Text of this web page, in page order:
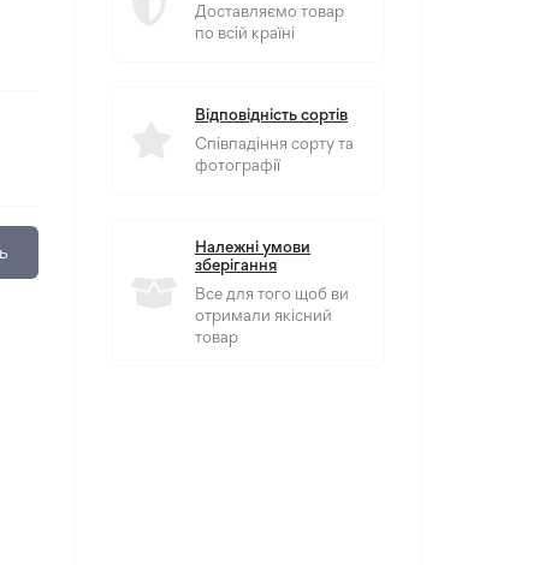
Доставляємо товар
по всій країні
Відповідність сортів
Співпадіння сорту та
фотографії
Належні умови
зберігання
Все для того щоб ви
отримали якісний
товар